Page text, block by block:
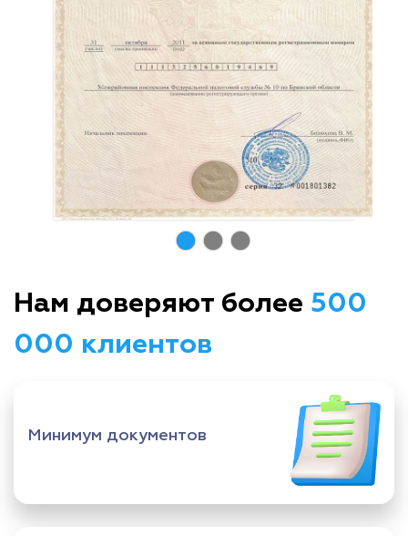
Нам доверяют более 500
000 клиентов
Минимум документов